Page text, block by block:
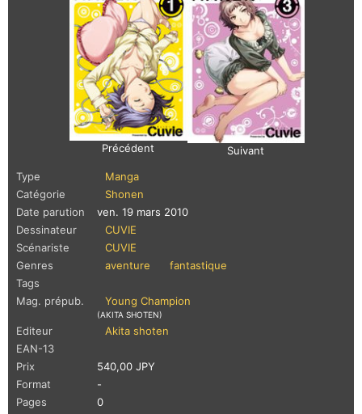
Précédent
Suivant
Type
Manga
Catégorie
Shonen
Date parution
ven. 19 mars 2010
Dessinateur
CUVIE
Scénariste
CUVIE
Genres
aventure
fantastique
Tags
Mag. prépub.
Young Champion
(AKITA SHOTEN)
Editeur
Akita shoten
EAN-13
Prix
540,00 JPY
Format
-
Pages
0